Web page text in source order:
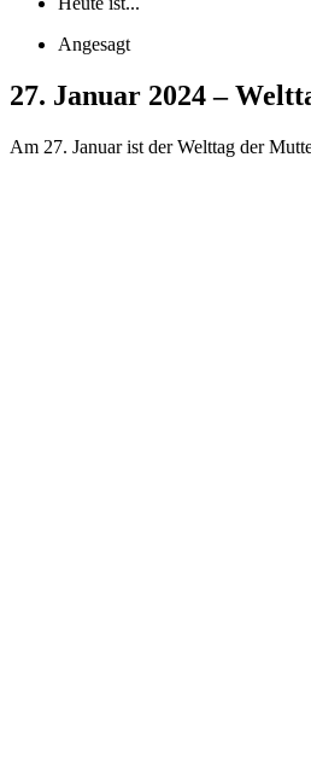
Angesagt
27. Januar 2024 –
Am 27. Januar ist der Welttag der